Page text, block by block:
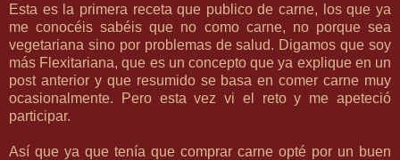
Esta es la primera receta que publico de carne, los que ya
me conocéis sabéis que no como carne, no porque sea
vegetariana sino por problemas de salud. Digamos que soy
más Flexitariana, que es un concepto que ya explique en un
post anterior y que resumido se basa en comer carne muy
ocasionalmente. Pero esta vez vi el reto y me apeteció
participar.
Así que ya que tenía que comprar carne opté por un buen